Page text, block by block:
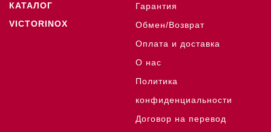
КАТАЛОГ
VICTORINOX
Гарантия
Обмен/Возврат
Оплата и доставка
О нас
Политика
конфиденциальности
Договор на перевод